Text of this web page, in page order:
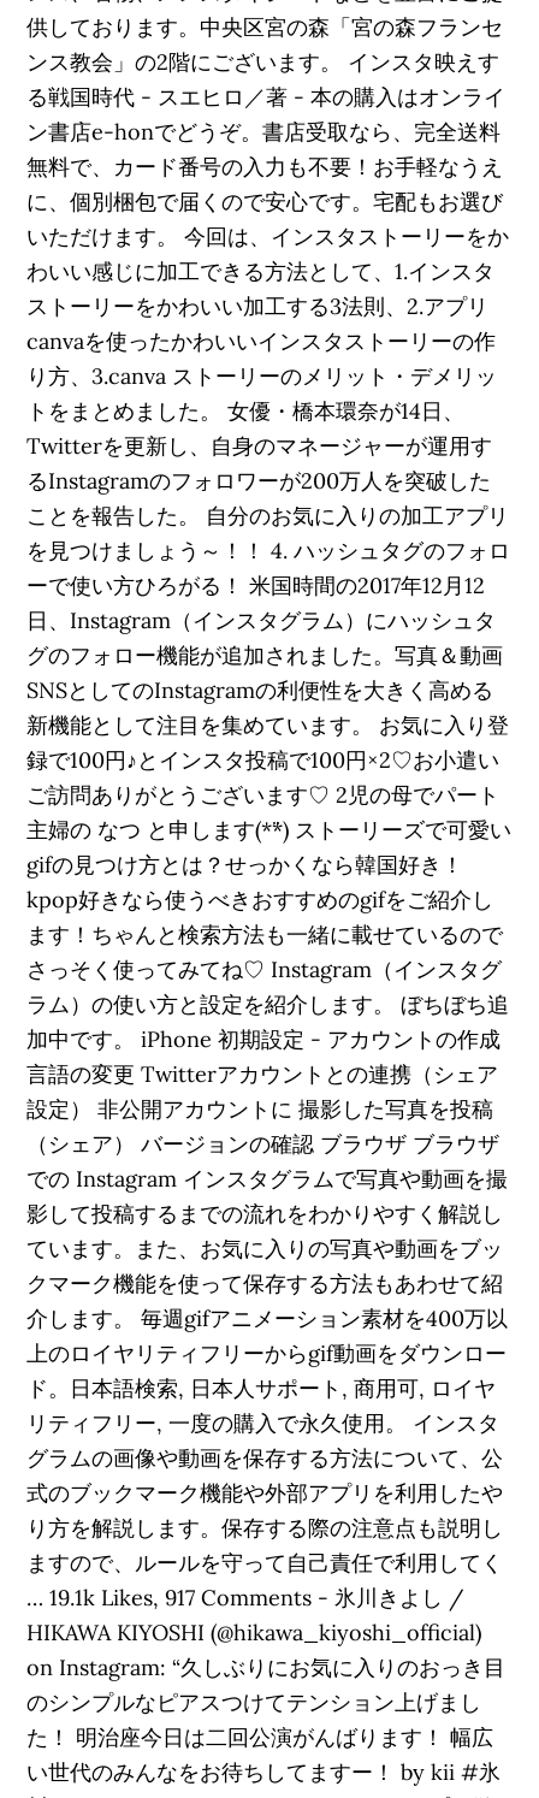
供しております。中央区宮の森「宮の森フランセ
ンス教会」の2階にございます。 インスタ映えす
る戦国時代 - スエヒロ／著 - 本の購入はオンライ
ン書店e-honでどうぞ。書店受取なら、完全送料
無料で、カード番号の入力も不要！お手軽なうえ
に、個別梱包で届くので安心です。宅配もお選び
いただけます。 今回は、インスタストーリーをか
わいい感じに加工できる方法として、1.インスタ
ストーリーをかわいい加工する3法則、2.アプリ
canvaを使ったかわいいインスタストーリーの作
り方、3.canva ストーリーのメリット・デメリッ
トをまとめました。 女優・橋本環奈が14日、
Twitterを更新し、自身のマネージャーが運用す
るInstagramのフォロワーが200万人を突破した
ことを報告した。 自分のお気に入りの加工アプリ
を見つけましょう～！！ 4. ハッシュタグのフォロ
ーで使い方ひろがる！ 米国時間の2017年12月12
日、Instagram（インスタグラム）にハッシュタ
グのフォロー機能が追加されました。写真＆動画
SNSとしてのInstagramの利便性を大きく高める
新機能として注目を集めています。 お気に入り登
録で100円♪とインスタ投稿で100円×2♡お小遣い
ご訪問ありがとうございます♡ 2児の母でパート
主婦の なつ と申します(*¨*) ストーリーズで可愛い
gifの見つけ方とは？せっかくなら韓国好き！
kpop好きなら使うべきおすすめのgifをご紹介し
ます！ちゃんと検索方法も一緒に載せているので
さっそく使ってみてね♡ Instagram（インスタグ
ラム）の使い方と設定を紹介します。 ぼちぼち追
加中です。 iPhone 初期設定 - アカウントの作成
言語の変更 Twitterアカウントとの連携（シェア
設定） 非公開アカウントに 撮影した写真を投稿
（シェア） バージョンの確認 ブラウザ ブラウザ
での Instagram インスタグラムで写真や動画を撮
影して投稿するまでの流れをわかりやすく解説し
ています。また、お気に入りの写真や動画をブッ
クマーク機能を使って保存する方法もあわせて紹
介します。 毎週gifアニメーション素材を400万以
上のロイヤリティフリーからgif動画をダウンロー
ド。日本語検索, 日本人サポート, 商用可, ロイヤ
リティフリー, 一度の購入で永久使用。 インスタ
グラムの画像や動画を保存する方法について、公
式のブックマーク機能や外部アプリを利用したや
り方を解説します。保存する際の注意点も説明し
ますので、ルールを守って自己責任で利用してく
… 19.1k Likes, 917 Comments - 氷川きよし /
HIKAWA KIYOSHI (@hikawa_kiyoshi_official)
on Instagram: “久しぶりにお気に入りのおっき目
のシンプルなピアスつけてテンション上げまし
た！ 明治座今日は二回公演がんばります！ 幅広
い世代のみんなをお待ちしてますー！ by kii #氷